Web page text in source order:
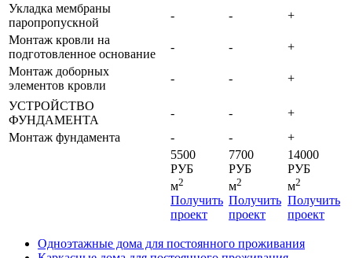
Укладка мембраны
паропропускной
- -
+
Монтаж кровли на
подготовленное основание
- -
+
Монтаж доборных
элементов кровли
- - +
УСТРОЙСТВО
ФУНДАМЕНТА
- -
+
Монтаж фундамента
- -
+
5500
РУБ
м2
Получить
проект
7700
РУБ
м2
Получить
проект
14000
РУБ
м2
Получить
проект
Одноэтажные дома для постоянного проживания